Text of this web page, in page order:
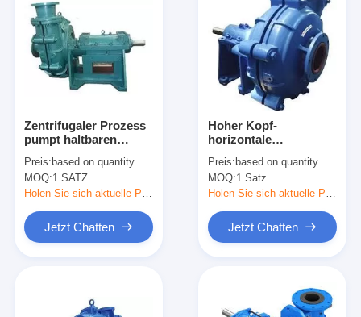
Produkte
Zentrifugaler Prozess
pumpt haltbaren
Bergbau von ISO
Preis: based on quantity
MOQ:1 SATZ
Holen Sie sich aktuelle Preis
Jetzt Chatten
Hoher Kopf-
horizontale
Entwässerungspumpe
500 -
1000r/Mindestdrehzahl
Preis: based on quantity
MOQ:1 Satz
Holen Sie sich aktuelle Preis
Jetzt Chatten